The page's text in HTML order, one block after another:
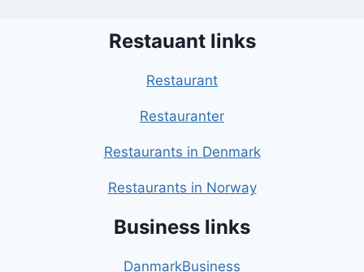
Restauant links
Restaurant
Restauranter
Restaurants in Denmark
Restaurants in Norway
Business links
DanmarkBusiness